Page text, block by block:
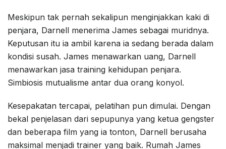
Meskipun tak pernah sekalipun menginjakkan kaki di
penjara, Darnell menerima James sebagai muridnya.
Keputusan itu ia ambil karena ia sedang berada dalam
kondisi susah. James menawarkan uang, Darnell
menawarkan jasa training kehidupan penjara.
Simbiosis mutualisme antar dua orang konyol.
Kesepakatan tercapai, pelatihan pun dimulai. Dengan
bekal penjelasan dari sepupunya yang ketua gengster
dan beberapa film yang ia tonton, Darnell berusaha
maksimal menjadi trainer yang baik. Rumah James